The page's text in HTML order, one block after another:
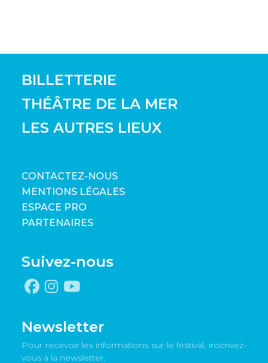
BILLETTERIE
THÉÂTRE DE LA MER
LES AUTRES LIEUX
CONTACTEZ-NOUS
MENTIONS LÉGALES
ESPACE PRO
PARTENAIRES
Suivez-nous
Newsletter
Pour recevoir les informations sur le festival, inscrivez-
vous à la newsletter.